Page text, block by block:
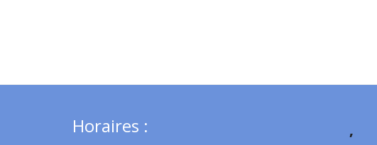
Horaires : ,